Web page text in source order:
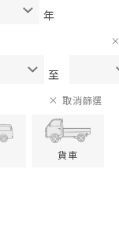
年
至
貨車
取消篩選